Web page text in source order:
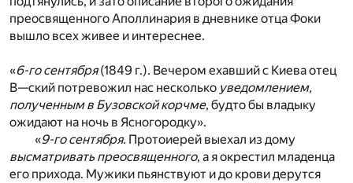
преосвященного Аполлинария в дневнике отца Фоки
вышло всех живее и интереснее.
«6-го сентября(1849 г.). Вечером ехавший с Киева отец
В—ский потревожил нас несколько уведомлением,
полученным в Бузовской корчме, будто бы владыку
ожидают на ночь в Ясногородку».
«9-го сентября. Протоиерей выехал из дому
высматривать преосвященного, а я окрестил младенца
его прихода. Мужики пьянствуют и до крови дерутся